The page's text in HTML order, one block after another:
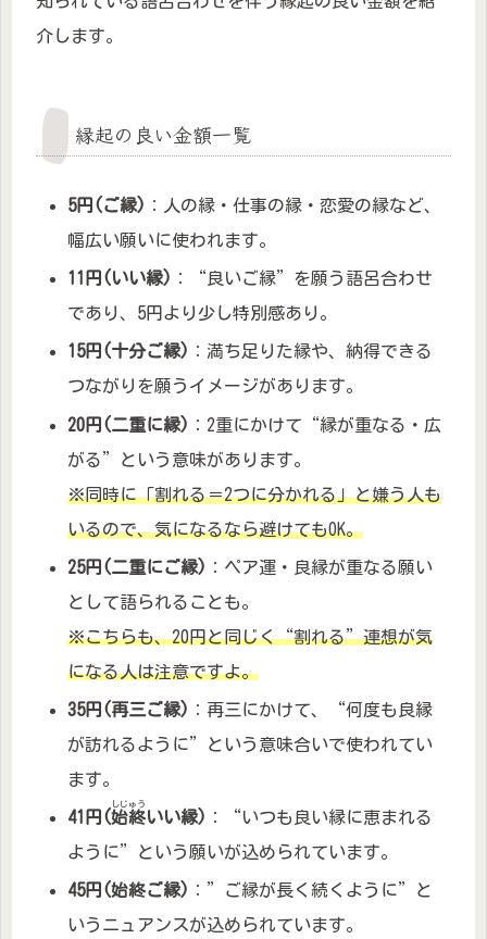
介します。
縁起の良い金額一覧
5円(ご縁) ：人の縁・仕事の縁・恋愛の縁など、
幅広い願いに使われます。
11円(いい縁) ：“良いご縁”を願う語呂合わせ
であり、5円より少し特別感あり。
15円(十分ご縁) ：満ち足りた縁や、納得できる
つながりを願うイメージがあります。
20円(二重に縁) ：2重にかけて“縁が重なる・広
がる”という意味があります。
※同時に「割れる＝2つに分かれる」と嫌う人も
いるので、気になるなら避けてもOK。
25円(二重にご縁) ：ペア運・良縁が重なる願い
として語られることも。
※こちらも、20円と同じく“割れる”連想が気
になる人は注意ですよ。
35円(再三ご縁) ：再三にかけて、“何度も良縁
が訪れるように”という意味合いで使われてい
ます。
41円(始終
しじゅう
いい縁) ：
“いつも良い縁に恵まれる
ように”という願いが込められています。
45円(始終ご縁) ：”ご縁が長く続くように”と
いうニュアンスが込められています。